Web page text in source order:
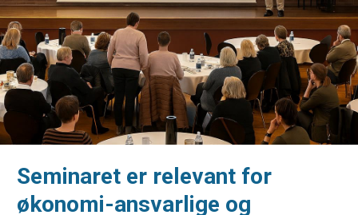
Seminaret er relevant for
økonomi-ansvarlige og